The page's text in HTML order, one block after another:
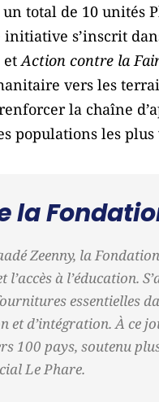
total de 10 unités
initiative s’inscrit
etAction contre la
vers les
la chaîne
populations les
la
Zeenny, la
à l’éducation.
essentielles
et d’intégration. À ce
100 pays, soutenu
Le Phare.